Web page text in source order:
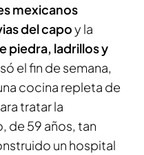
mexicanos
del capoy la
piedra, ladrillos y
el fin de semana,
cocina repleta de
tratar la
de 59 años, tan
un hospital